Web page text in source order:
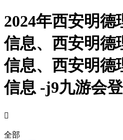
2024年西安明
信息、西安明德
信息、西安明德
信息 -j9九游会

全部